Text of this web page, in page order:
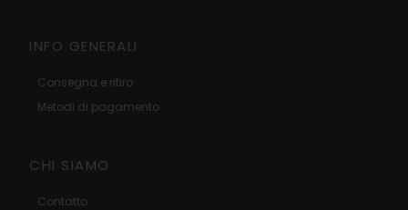
INFO GENERALI
Consegna e ritiro
Metodi di pagamento
CHI SIAMO
Contatto